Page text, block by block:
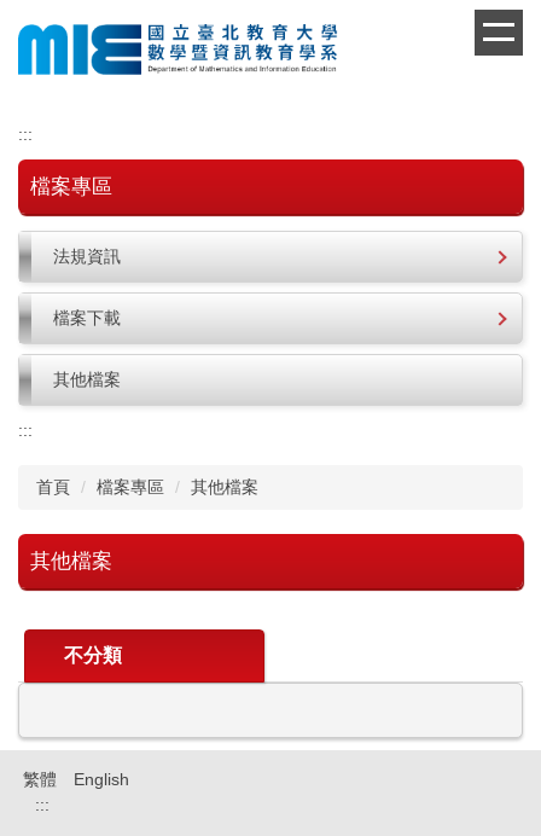
到
容
區
:::
檔案專區
法規資訊
檔案下載
其他檔案
:::
首頁 檔案專區 其他檔案
其他檔案
不分類
繁體
English
:::